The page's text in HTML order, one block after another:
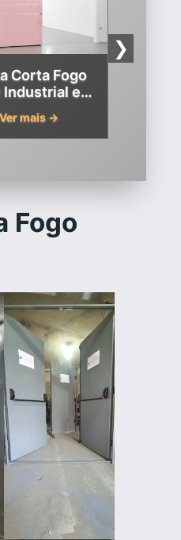
Corta Fogo
Industrial em
Gerais
Ver mais →
❯
Fogo